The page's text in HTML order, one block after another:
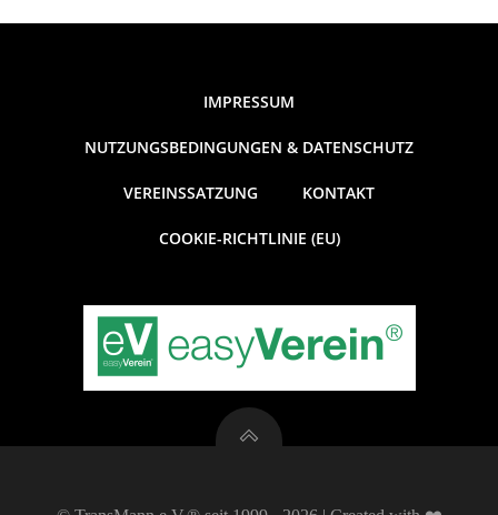
IMPRESSUM
NUTZUNGSBEDINGUNGEN & DATENSCHUTZ
VEREINSSATZUNG KONTAKT
COOKIE-RICHTLINIE (EU)